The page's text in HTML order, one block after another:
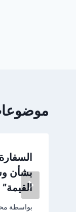
بشأن
القيمة”
بواسطة